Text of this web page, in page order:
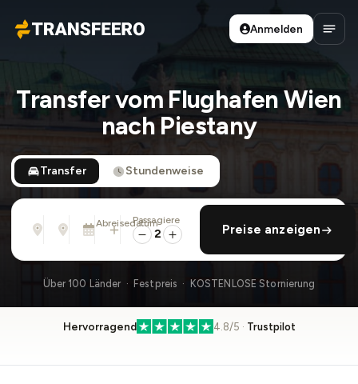
Transfeero
Anmelden
Transfer vom Flughafen Wien
nach Piestany
Transfer Stundenweise
Von
Adresse, Flughafen, Hotel, ...
Nach
Adresse, Flughafen, Hotel, ...
Abreisedatum
So., 9. Aug. · 01:45 PM
rückfahrt hinzufügen
Passagiere
2 Preise anzeigen
Über 100 Länder · Festpreis · KOSTENLOSE Stornierung
Hervorragend 4.8/5 · Trustpilot